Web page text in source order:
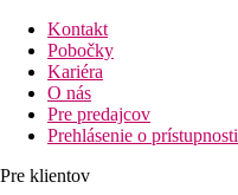
Kontakt
Pobočky
Kariéra
O nás
Pre predajcov
Prehlásenie o prístupnosti
Pre klientov